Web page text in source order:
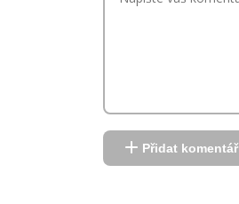
Přidat komentář